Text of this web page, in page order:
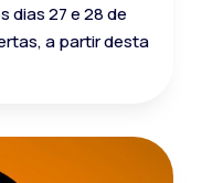
dias 27 e 28 de
a partir desta